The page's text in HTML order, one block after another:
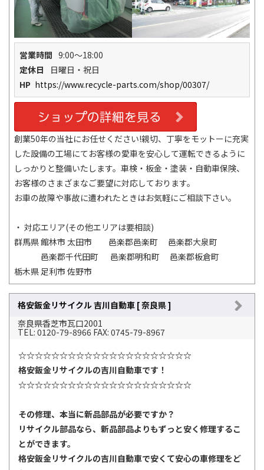
創業50年の当社にお任せください!親切、丁寧をモットーに充実
した設備の工場にてお客様の愛車を安心して運転できるように
しっかりと整備いたします。車検・板金・塗装・自動車保険、
お客様のさまざまなご要望に対応しております。
お車の故障や事故に遭われたときはお気軽にご相談下さい。
・ 対応エリア(その他エリアは要相談)
群馬県 館林市 太田市 邑楽郡邑楽町 邑楽郡大泉町
邑楽郡千代田町 邑楽郡明和町 邑楽郡板倉町
栃木県 足利市 佐野市
営業時間 9:00～18:00
定休日
日曜日・祝日
HP https://www.recycle-parts.com/shop/00307/
格安鈑金リサイクル 吉川自動車 [ 奈良県 ]
奈良県香芝市瓦口2001
TEL: 0120-79-8966 FAX: 0745-79-8967
☆☆☆☆☆☆☆☆☆☆☆☆☆☆☆☆☆☆☆☆☆
格安鈑金リサイクルの吉川自動車です！
☆☆☆☆☆☆☆☆☆☆☆☆☆☆☆☆☆☆☆☆☆
その修理、本当に新品部品が必要ですか？
リサイクル部品なら、新品部品よりもずっと安く修理するこ
とができます。
格安鈑金リサイクルの吉川自動車で安くて安心の車修理をど